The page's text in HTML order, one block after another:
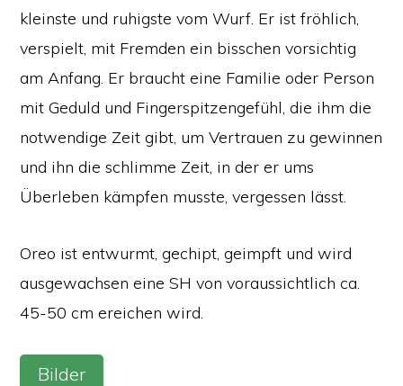
kleinste und ruhigste vom Wurf. Er ist fröhlich,
verspielt, mit Fremden ein bisschen vorsichtig
am Anfang. Er braucht eine Familie oder Person
mit Geduld und Fingerspitzengefühl, die ihm die
notwendige Zeit gibt, um Vertrauen zu gewinnen
und ihn die schlimme Zeit, in der er ums
Überleben kämpfen musste, vergessen lässt.
Oreo ist entwurmt, gechipt, geimpft und wird
ausgewachsen eine SH von voraussichtlich ca.
45-50 cm ereichen wird.
Bilder